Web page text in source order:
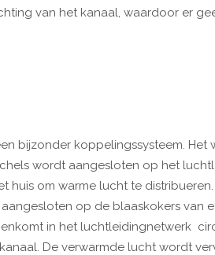
van het kanaal, waardoor er
bijzonder koppelingssysteem.
wordt aangesloten op het
huis om warme lucht te distribueren.
op de blaaskokers van
in het luchtleidingnetwerk
De verwarmde lucht wordt